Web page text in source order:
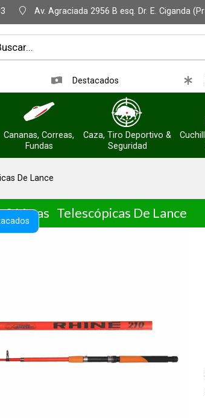
Av. Agraciada 2956 B esq. Dr. E. Ciganda
Destacados
Cananas, Correas,
Fundas
Caza, Tiro Deportivo &
Seguridad
De Lance
& Varas Telescópicas De Lance